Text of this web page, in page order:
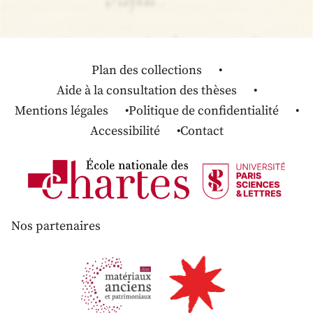
Plan des collections
Aide à la consultation des thèses
Mentions légales
Politique de confidentialité
Accessibilité
Contact
Nos partenaires